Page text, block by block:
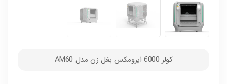
کولر 6000 ایرومکس بغل زن مدل AM60